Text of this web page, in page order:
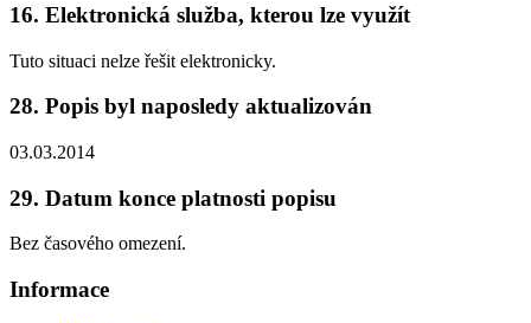
16. Elektronická služba, kterou lze využít
Tuto situaci nelze řešit elektronicky.
28. Popis byl naposledy aktualizován
03.03.2014
29. Datum konce platnosti popisu
Bez časového omezení.
Informace